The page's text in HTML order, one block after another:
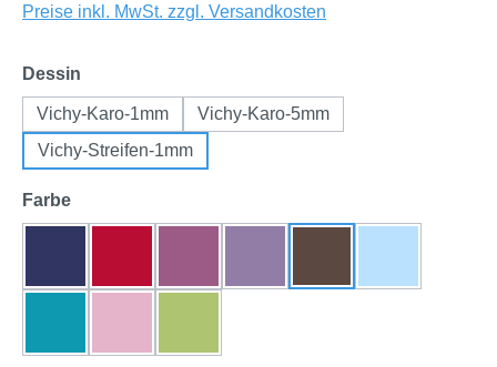
Preise inkl. MwSt. zzgl. Versandkosten
Dessin
Vichy-Karo-1mm
Vichy-Karo-5mm
Vichy-Streifen-1mm
Farbeauswählen